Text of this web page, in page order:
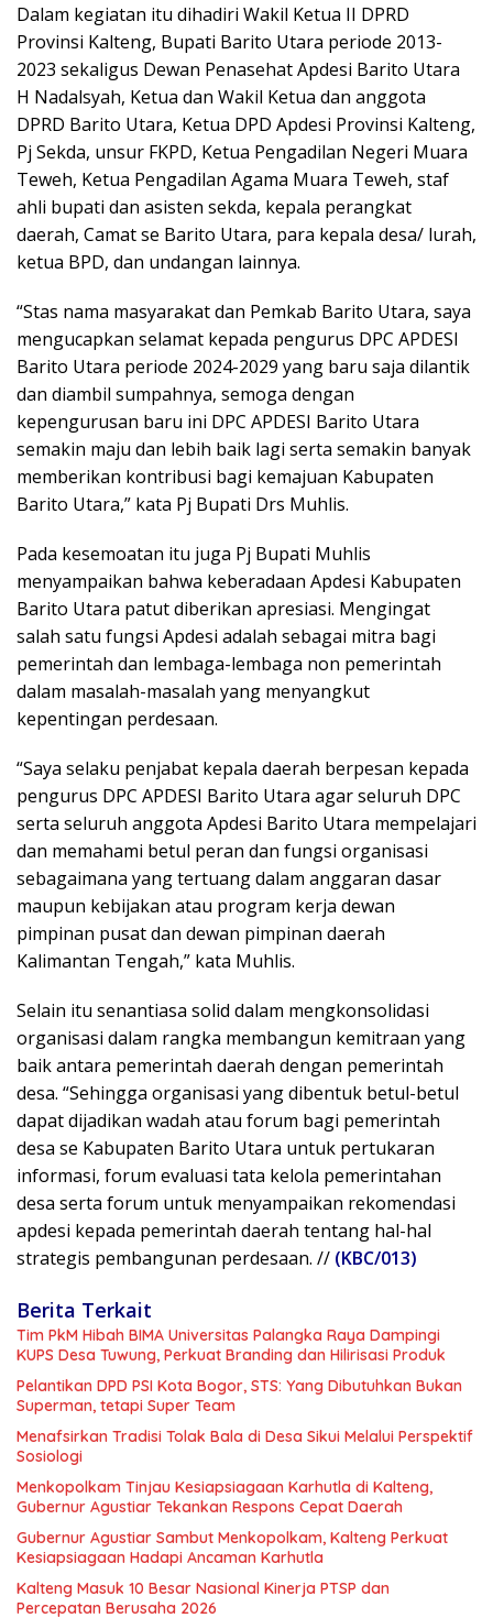
Dalam kegiatan itu dihadiri Wakil Ketua II DPRD
Provinsi Kalteng, Bupati Barito Utara periode 2013-
2023 sekaligus Dewan Penasehat Apdesi Barito Utara
H Nadalsyah, Ketua dan Wakil Ketua dan anggota
DPRD Barito Utara, Ketua DPD Apdesi Provinsi Kalteng,
Pj Sekda, unsur FKPD, Ketua Pengadilan Negeri Muara
Teweh, Ketua Pengadilan Agama Muara Teweh, staf
ahli bupati dan asisten sekda, kepala perangkat
daerah, Camat se Barito Utara, para kepala desa/ lurah,
ketua BPD, dan undangan lainnya.
“Stas nama masyarakat dan Pemkab Barito Utara, saya
mengucapkan selamat kepada pengurus DPC APDESI
Barito Utara periode 2024-2029 yang baru saja dilantik
dan diambil sumpahnya, semoga dengan
kepengurusan baru ini DPC APDESI Barito Utara
semakin maju dan lebih baik lagi serta semakin banyak
memberikan kontribusi bagi kemajuan Kabupaten
Barito Utara,” kata Pj Bupati Drs Muhlis.
Pada kesemoatan itu juga Pj Bupati Muhlis
menyampaikan bahwa keberadaan Apdesi Kabupaten
Barito Utara patut diberikan apresiasi. Mengingat
salah satu fungsi Apdesi adalah sebagai mitra bagi
pemerintah dan lembaga-lembaga non pemerintah
dalam masalah-masalah yang menyangkut
kepentingan perdesaan.
“Saya selaku penjabat kepala daerah berpesan kepada
pengurus DPC APDESI Barito Utara agar seluruh DPC
serta seluruh anggota Apdesi Barito Utara mempelajari
dan memahami betul peran dan fungsi organisasi
sebagaimana yang tertuang dalam anggaran dasar
maupun kebijakan atau program kerja dewan
pimpinan pusat dan dewan pimpinan daerah
Kalimantan Tengah,” kata Muhlis.
Selain itu senantiasa solid dalam mengkonsolidasi
organisasi dalam rangka membangun kemitraan yang
baik antara pemerintah daerah dengan pemerintah
desa. “Sehingga organisasi yang dibentuk betul-betul
dapat dijadikan wadah atau forum bagi pemerintah
desa se Kabupaten Barito Utara untuk pertukaran
informasi, forum evaluasi tata kelola pemerintahan
desa serta forum untuk menyampaikan rekomendasi
apdesi kepada pemerintah daerah tentang hal-hal
strategis pembangunan perdesaan. // (KBC/013)
Berita Terkait
Tim PkM Hibah BIMA Universitas Palangka Raya Dampingi
KUPS Desa Tuwung, Perkuat Branding dan Hilirisasi Produk
Pelantikan DPD PSI Kota Bogor, STS: Yang Dibutuhkan Bukan
Superman, tetapi Super Team
Menafsirkan Tradisi Tolak Bala di Desa Sikui Melalui Perspektif
Sosiologi
Menkopolkam Tinjau Kesiapsiagaan Karhutla di Kalteng,
Gubernur Agustiar Tekankan Respons Cepat Daerah
Gubernur Agustiar Sambut Menkopolkam, Kalteng Perkuat
Kesiapsiagaan Hadapi Ancaman Karhutla
Kalteng Masuk 10 Besar Nasional Kinerja PTSP dan
Percepatan Berusaha 2026